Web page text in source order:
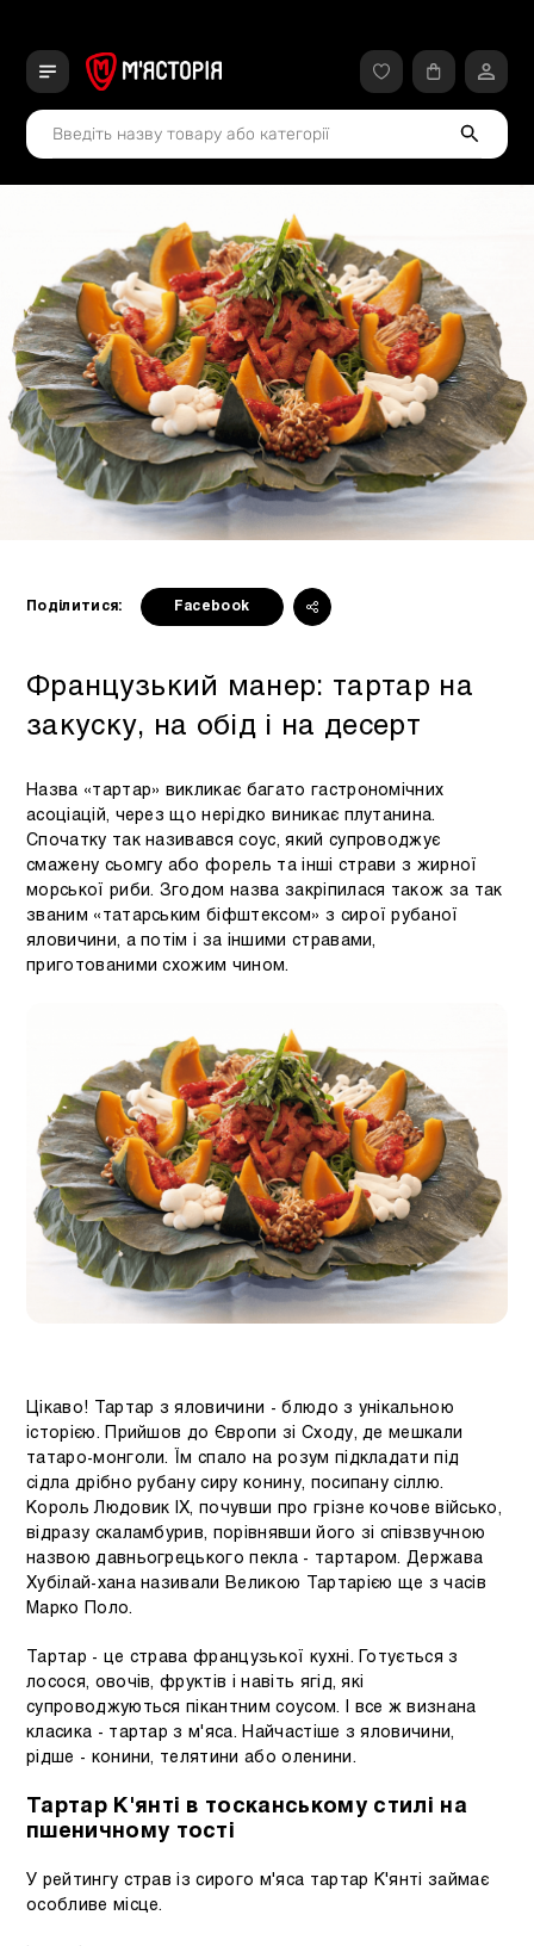
Поділитися: Facebook
Французький манер: тартар на
закуску, на обід і на десерт
Назва «тартар» викликає багато гастрономічних
асоціацій, через що нерідко виникає плутанина.
Спочатку так називався соус, який супроводжує
смажену сьомгу або форель та інші страви з жирної
морської риби. Згодом назва закріпилася також за так
званим «татарським біфштексом» з сирої рубаної
яловичини, а потім і за іншими стравами,
приготованими схожим чином.
Цікаво! Тартар з яловичини - блюдо з унікальною
історією. Прийшов до Європи зі Сходу, де мешкали
татаро-монголи. Їм спало на розум підкладати під
сідла дрібно рубану сиру конину, посипану сіллю.
Король Людовик IX, почувши про грізне кочове військо,
відразу скаламбурив, порівнявши його зі співзвучною
назвою давньогрецького пекла - тартаром. Держава
Хубілай-хана називали Великою Тартарією ще з часів
Марко Поло.
Тартар - це страва французької кухні. Готується з
лосося, овочів, фруктів і навіть ягід, які
супроводжуються пікантним соусом. І все ж визнана
класика - тартар з м'яса. Найчастіше з яловичини,
рідше - конини, телятини або оленини.
Тартар К'янті в тосканському стилі на
пшеничному тості
У рейтингу страв із сирого м'яса тартар К'янті займає
особливе місце.